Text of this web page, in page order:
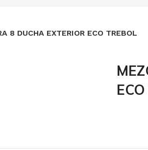
8 DUCHA EXTERIOR ECO TREBOL